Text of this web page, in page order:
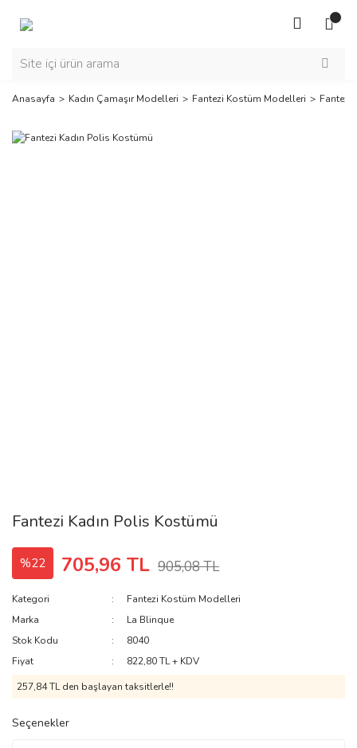
Anasayfa Kadın Çamaşır Modelleri Fantezi Kostüm Modelleri Fantezi
Fantezi Kadın Polis Kostümü
%22 705,96 TL 905,08 TL
Kategori
Fantezi Kostüm Modelleri
Marka
La Blinque
Stok Kodu
8040
Fiyat
822,80 TL + KDV
257,84 TL den başlayan taksitlerle!!
Seçenekler